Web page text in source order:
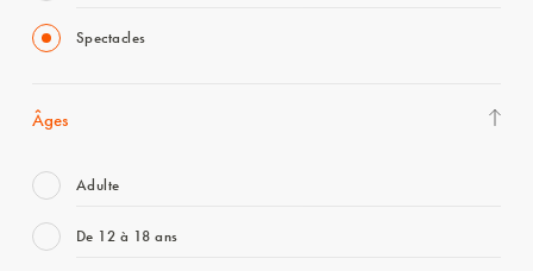
Spectacles
Âges
Adulte
De 12 à 18 ans